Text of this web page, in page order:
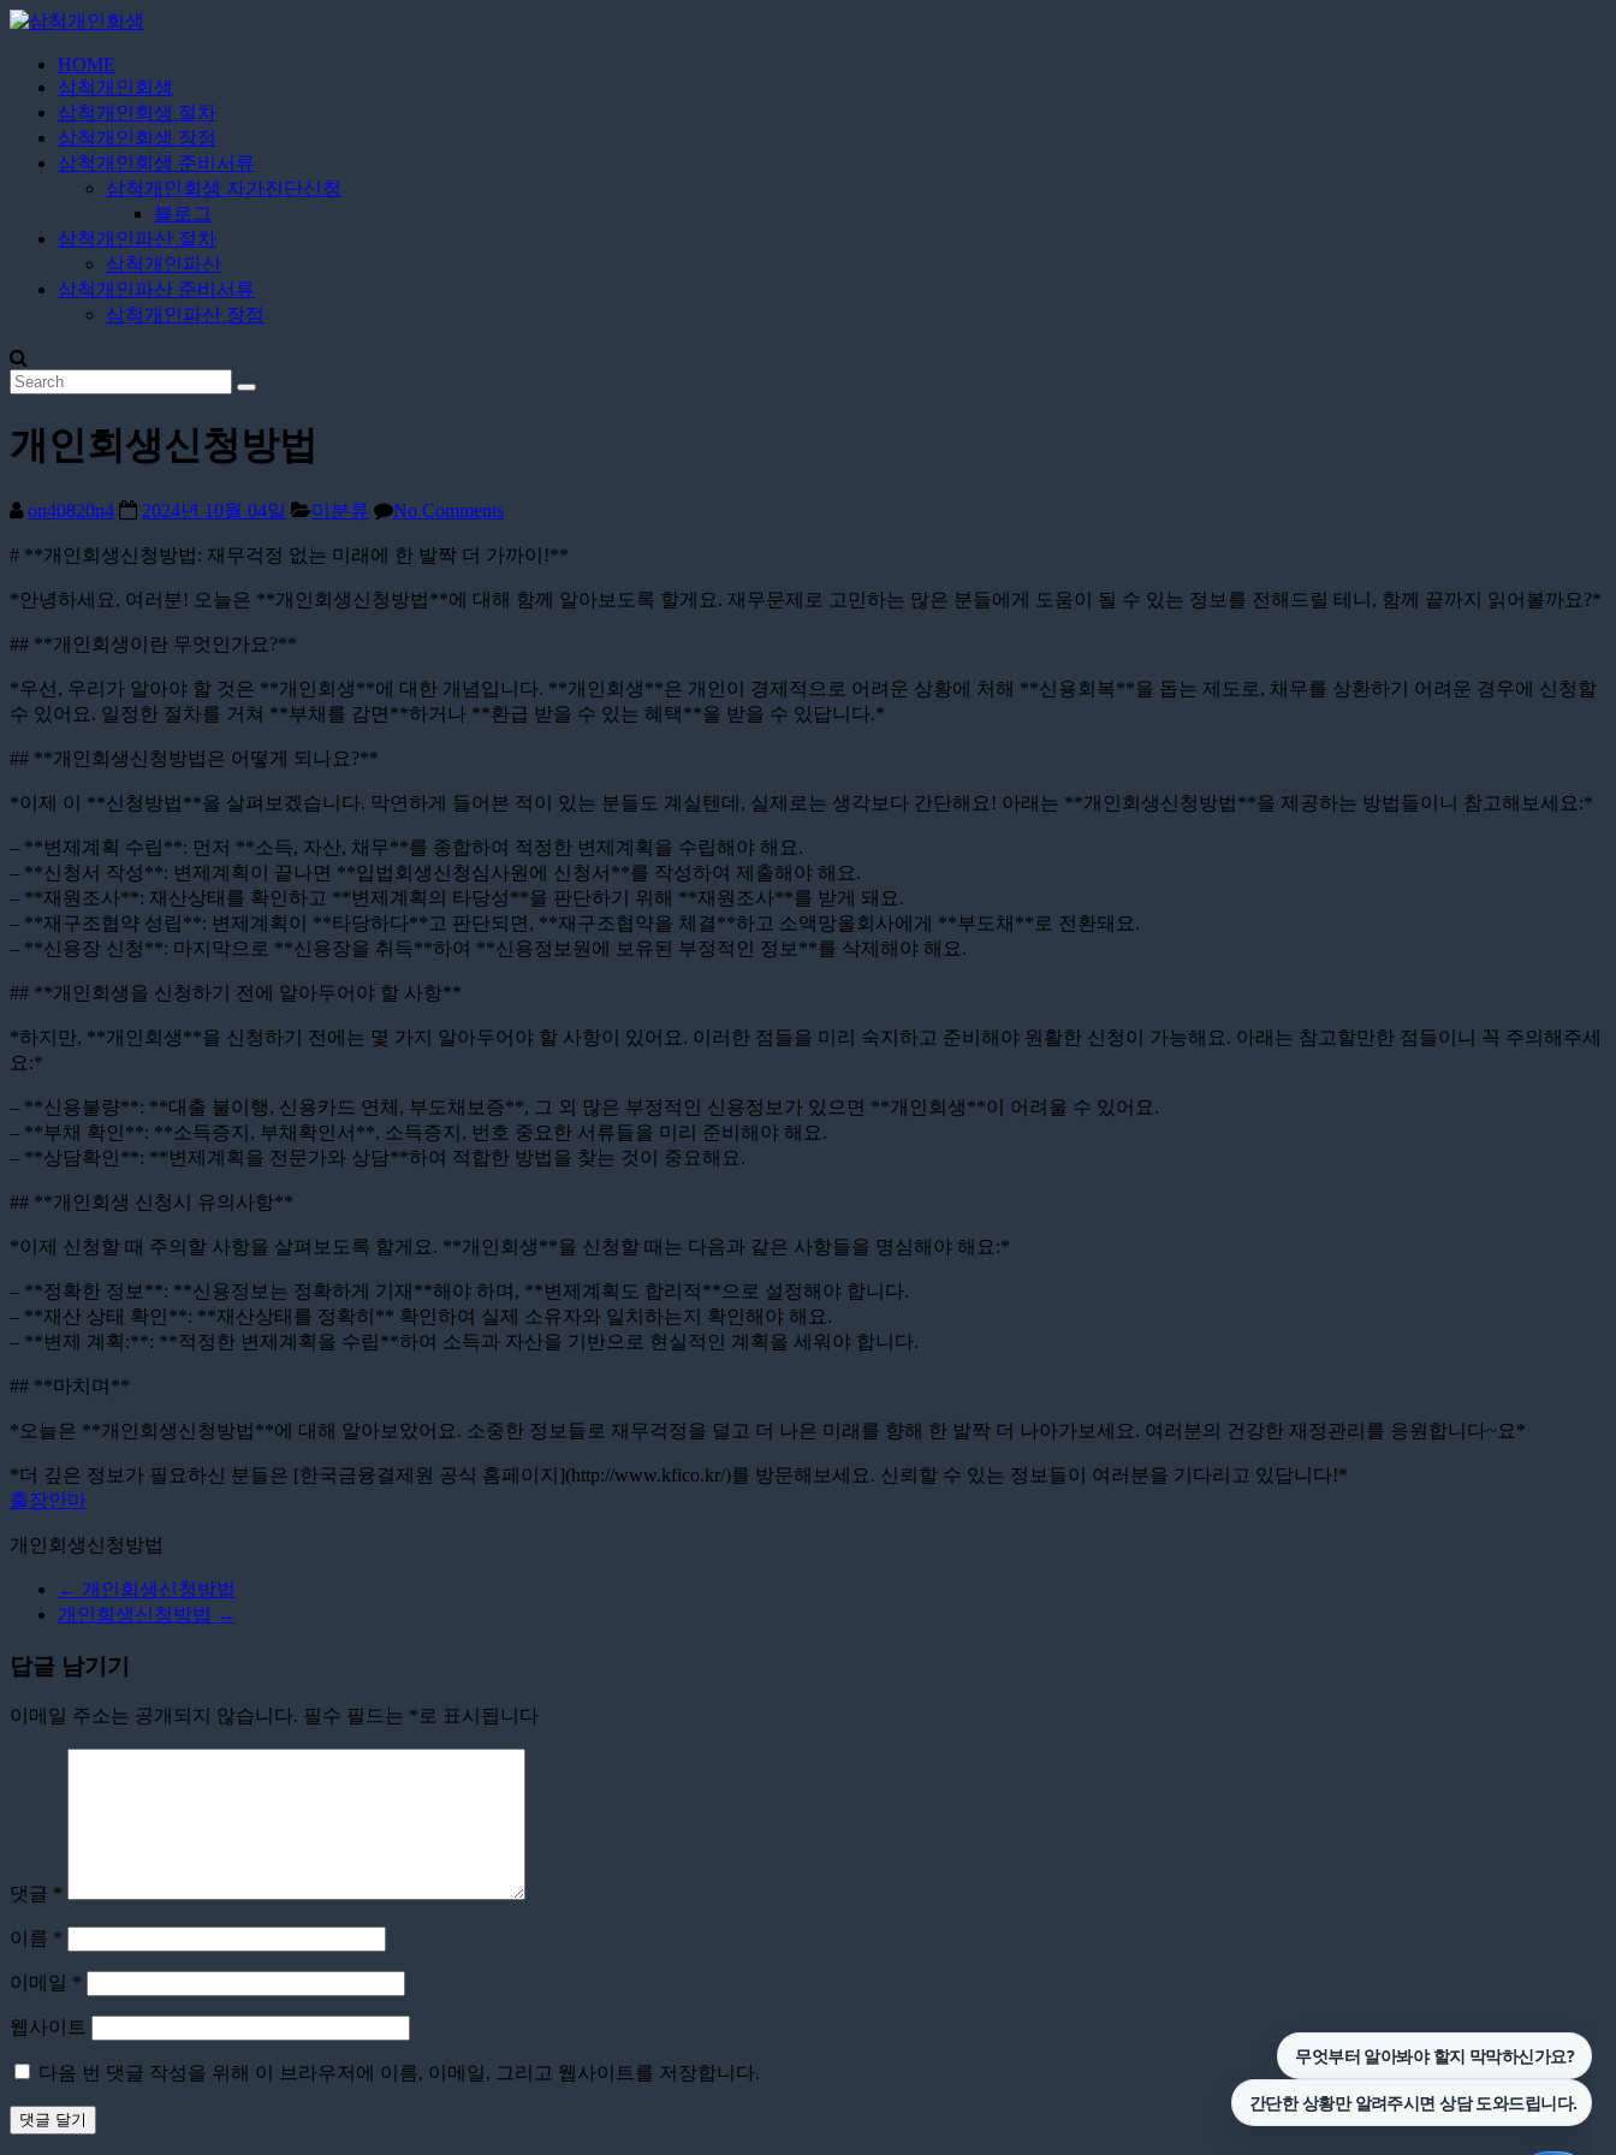
Skip
content
상
담
HOME
삼척개인회생
삼척개인회생 절차
삼척개인회생 장점
삼척개인회생 준비서류
삼척개인회생 자가진단신청
블로그
삼척개인파산 절차
삼척개인파산
삼척개인파산 준비서류
삼척개인파산 장점
개인회생신청방법
on40820n4 2024년 10월 04일 미분류 No Comments
# **개인회생신청방법: 재무걱정 없는 미래에 한 발짝 더 가까이!**
*안녕하세요, 여러분! 오늘은 **개인회생신청방법**에 대해 함께 알아보도록 할게요. 재무문제로 고민하는 많은 분들에게 도움이 될 수 있는 정보를 전해드릴 테니, 함께 끝까지 읽어볼까요?*
## **개인회생이란 무엇인가요?**
*우선, 우리가 알아야 할 것은 **개인회생**에 대한 개념입니다. **개인회생**은 개인이 경제적으로 어려운 상황에 처해 **신용회복**을 돕는 제도로, 채무를 상환하기 어려운 경우에 신청할
수 있어요. 일정한 절차를 거쳐 **부채를 감면**하거나 **환급 받을 수 있는 혜택**을 받을 수 있답니다.*
## **개인회생신청방법은 어떻게 되나요?**
*이제 이 **신청방법**을 살펴보겠습니다. 막연하게 들어본 적이 있는 분들도 계실텐데, 실제로는 생각보다 간단해요! 아래는 **개인회생신청방법**을 제공하는 방법들이니 참고해보세요:*
– **변제계획 수립**: 먼저 **소득, 자산, 채무**를 종합하여 적정한 변제계획을 수립해야 해요.
– **신청서 작성**: 변제계획이 끝나면 **입법회생신청심사원에 신청서**를 작성하여 제출해야 해요.
– **재원조사**: 재산상태를 확인하고 **변제계획의 타당성**을 판단하기 위해 **재원조사**를 받게 돼요.
– **재구조협약 성립**: 변제계획이 **타당하다**고 판단되면, **재구조협약을 체결**하고 소액망울회사에게 **부도채**로 전환돼요.
– **신용장 신청**: 마지막으로 **신용장을 취득**하여 **신용정보원에 보유된 부정적인 정보**를 삭제해야 해요.
## **개인회생을 신청하기 전에 알아두어야 할 사항**
*하지만, **개인회생**을 신청하기 전에는 몇 가지 알아두어야 할 사항이 있어요. 이러한 점들을 미리 숙지하고 준비해야 원활한 신청이 가능해요. 아래는 참고할만한 점들이니 꼭 주의해주세
요:*
– **신용불량**: **대출 불이행, 신용카드 연체, 부도채보증**, 그 외 많은 부정적인 신용정보가 있으면 **개인회생**이 어려울 수 있어요.
– **부채 확인**: **소득증지, 부채확인서**, 소득증지, 번호 중요한 서류들을 미리 준비해야 해요.
– **상담확인**: **변제계획을 전문가와 상담**하여 적합한 방법을 찾는 것이 중요해요.
## **개인회생 신청시 유의사항**
*이제 신청할 때 주의할 사항을 살펴보도록 할게요. **개인회생**을 신청할 때는 다음과 같은 사항들을 명심해야 해요:*
– **정확한 정보**: **신용정보는 정확하게 기재**해야 하며, **변제계획도 합리적**으로 설정해야 합니다.
– **재산 상태 확인**: **재산상태를 정확히** 확인하여 실제 소유자와 일치하는지 확인해야 해요.
– **변제 계획:**: **적정한 변제계획을 수립**하여 소득과 자산을 기반으로 현실적인 계획을 세워야 합니다.
## **마치며**
*오늘은 **개인회생신청방법**에 대해 알아보았어요. 소중한 정보들로 재무걱정을 덜고 더 나은 미래를 향해 한 발짝 더 나아가보세요. 여러분의 건강한 재정관리를 응원합니다~요*
*더 깊은 정보가 필요하신 분들은 [한국금융결제원 공식 홈페이지](http://www.kfico.kr/)를 방문해보세요. 신뢰할 수 있는 정보들이 여러분을 기다리고 있답니다!*
출장안마
개인회생신청방법
← 개인회생신청방법
개인회생신청방법 →
답글 남기기
이메일 주소는 공개되지 않습니다. 필수 필드는 * 로 표시됩니다
댓글 *
이름 *
이메일 *
웹사이트
다음 번 댓글 작성을 위해 이 브라우저에 이름, 이메일, 그리고 웹사이트를 저장합니다.